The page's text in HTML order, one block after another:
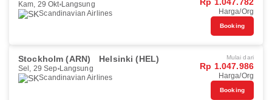
Kam, 29 Okt Langsung
Scandinavian Airlines
Harga/Org
Booking
Stockholm (ARN) Helsinki (HEL)
Sel, 29 Sep Langsung
Scandinavian Airlines
Mulai dari
Rp 1.047.986
Harga/Org
Booking